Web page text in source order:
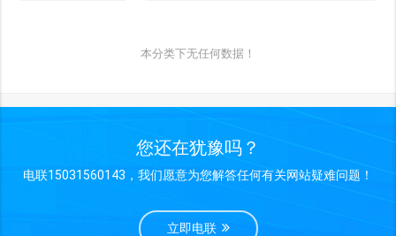
本分类下无任何数据！
您还在犹豫吗？
电联15031560143，我们愿意为您解答任何有关网站疑难问题！
立即电联